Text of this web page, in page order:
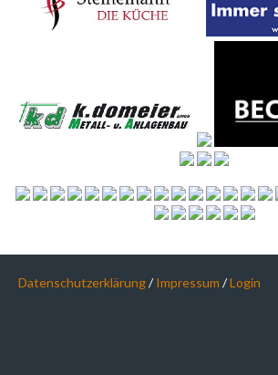
Datenschutzerklärung/Impressum /Login